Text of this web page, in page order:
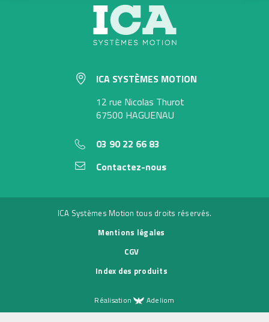
ICA SYSTÈMES MOTION
12 rue Nicolas Thurot
67500 HAGUENAU
03 90 22 66 83
Contactez-nous
ICA Systèmes Motion tous droits réservés.
Mentions légales
CGV
Index des produits
Réalisation Adeliom